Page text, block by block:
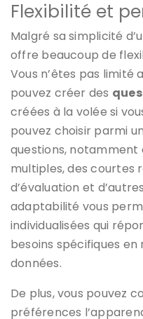
Flexibilité et
Malgré sa simplicité
offre beaucoup de
Vous n’êtes pas limité
pouvez créer des
créées à la volée si
pouvez choisir parmi
questions, notamment
multiples, des courtes
d’évaluation et
adaptabilité vous
individualisées qui
besoins spécifiques
données.
De plus, vous pouvez
préférences